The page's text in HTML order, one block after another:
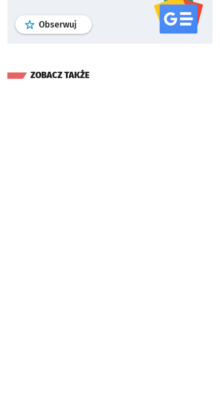
Obserwuj profil serwisu
ZOBACZ TAKŻE